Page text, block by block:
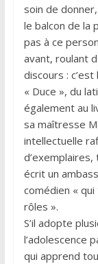
soin de
le balcon de la
pas à ce
avant, roulant
discours :
« Duce », du
également au
sa maîtresse
intellectuelle
d’exemplaires,
écrit un
comédien «
rôles ».
S’il adopte
l’adolescence
qui apprend